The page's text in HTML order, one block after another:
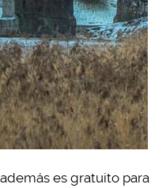
es gratuito para